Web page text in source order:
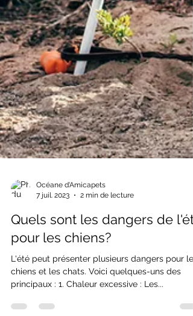
7 juil. 2023
2 min de lecture
Quels sont les dangers de
pour les chiens?
L'été peut présenter plusieurs dangers pour les
principaux : 1. Chaleur excessive : Les...